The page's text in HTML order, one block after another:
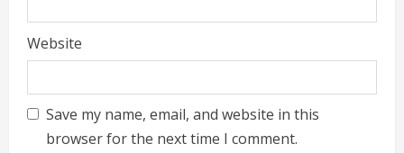
Website
Save my name, email, and website in this
browser for the next time I comment.